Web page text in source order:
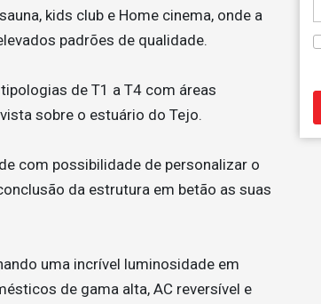
kids club e Home cinema, onde a
padrões de qualidade.
de T1 a T4 com áreas
sobre o estuário do Tejo.
com possibilidade de personalizar o
da estrutura em betão as suas
uma incrível luminosidade em
de gama alta, AC reversível e